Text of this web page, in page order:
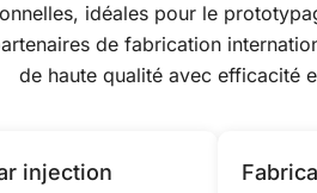
idéales pour le
de fabrication
de haute qualité avec efficacité
injection